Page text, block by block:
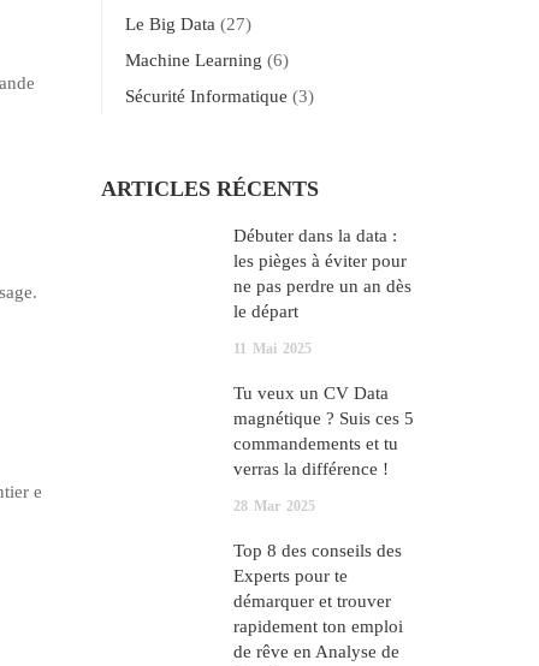
e
Le Big Data (27)
Machine Learning (6)
Sécurité Informatique (3)
ARTICLES RÉCENTS
Débuter dans la data :
les pièges à éviter pour
ne pas perdre un an dès
le départ
11 Mai 2025
Tu veux un CV Data
magnétique ? Suis ces 5
commandements et tu
verras la différence !
28 Mar 2025
Top 8 des conseils des
Experts pour te
démarquer et trouver
rapidement ton emploi
de rêve en Analyse de